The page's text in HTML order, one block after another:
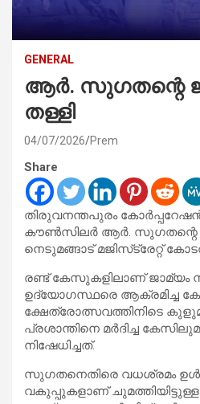
GENERAL
ആർ. സുഗതന്റെ
തള്ളി
04/07/2026 Prem
Share
തിരുവനന്തപുരം കോർപ്പറേഷൻ
കൗണ്‍സിലർ ആർ. സുഗതന്റെ
നെടുമങ്ങാട് മജിസ്‌ട്രേറ്റ്
രണ്ട് കേസുകളിലാണ് ജാമ്യം
ഉദ്യോഗസ്ഥരെ ആക്രമിച്ച
ക്ഷേത്രോത്സവത്തിനിടെ
പ്രശാന്തിനെ മര്‍ദിച്ച
നിഷേധിച്ചത്.
സുഗതനെതിരെ വധശ്രമം
വകുപ്പുകളാണ്